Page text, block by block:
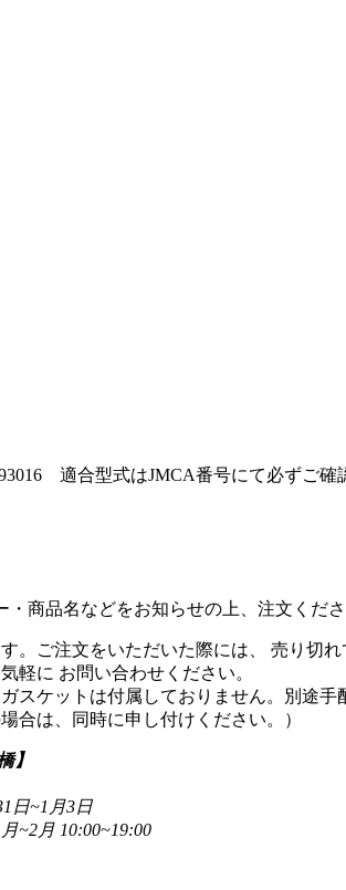
適合型式はJMCA番号にて必ずご確
商品名などをお知らせの上、注文くださ
。ご注文をいただいた際には、 売り切
軽に お問い合わせください。
スケットは付属しておりません。別途手
合は、同時に申し付けください。）
】
日~1月3日
~2月 10:00~19:00